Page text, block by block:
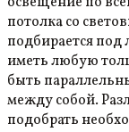
потолка со
подбирается
иметь любую
быть
между собой.
подобрать